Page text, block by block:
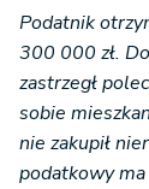
Podatnik
300 000 zł.
zastrzegł
sobie
nie zakupił
podatkowy